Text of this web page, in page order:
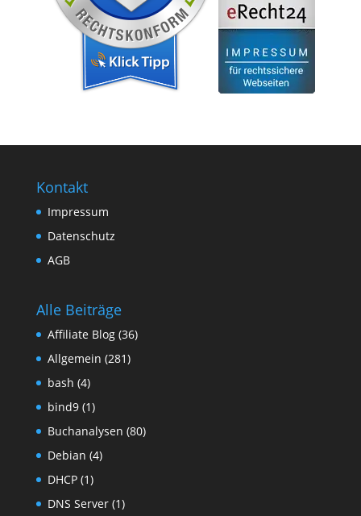
Kontakt
Impressum
Datenschutz
AGB
Alle Beiträge
Affiliate Blog(36)
Allgemein (281)
bash (4)
bind9(1)
Buchanalysen (80)
Debian (4)
DHCP(1)
DNS Server(1)